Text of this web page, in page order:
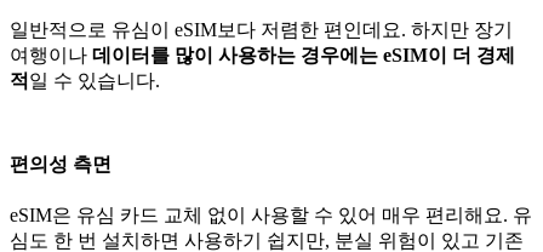
일반적으로 유심이 eSIM보다 저렴한 편인데요. 하지만 장기
여행이나 데이터를 많이 사용하는 경우에는 eSIM이 더 경제
적 일 수 있습니다.
편의성 측면
eSIM은 유심 카드 교체 없이 사용할 수 있어 매우 편리해요. 유
심도 한 번 설치하면 사용하기 쉽지만, 분실 위험이 있고 기존